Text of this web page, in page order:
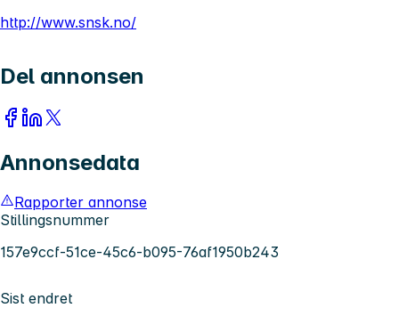
http://www.snsk.no/
Del annonsen
Annonsedata
Rapporter annonse
Stillingsnummer
157e9ccf-51ce-45c6-b095-76af1950b243
Sist endret